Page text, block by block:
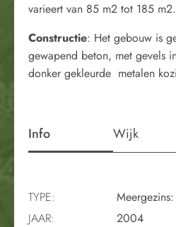
varieert van 85 m2 tot 185 m2.
Constructie: Het gebouw is
gewapend beton, met gevels
donker gekleurde metalen
Info Wijk
TYPE:
JAAR:
2004